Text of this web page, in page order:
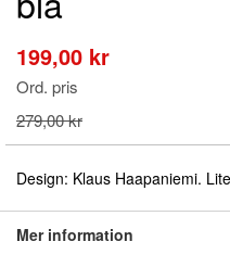
Special
Price
199,00 kr
Ord. pris
279,00 kr
Design: Klaus Haapaniemi.
av
bildgalleriet
Mer information